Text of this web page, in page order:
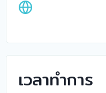
เวลาทำการ